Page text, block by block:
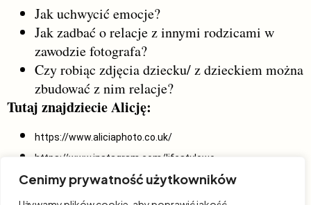
Cenimy prywatność użytkowników
Jak uchwycić emocje?
Jak zadbać o relacje z innymi rodzicami w
zawodzie fotografa?
Czy robiąc zdjęcia dziecku/ z dzieckiem można
zbudować z nim relacje?
Tutaj znajdziecie Alicję:
https://www.aliciaphoto.co.uk/
https://www.instagram.com/lifestylowo…
https://www.instagram.com/alicia_phot…
https://www.facebook.com/aliciaphot